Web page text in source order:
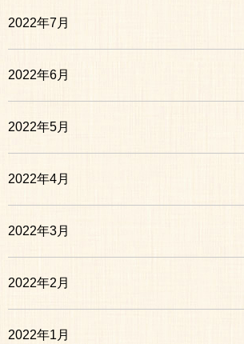
2022年7月
2022年6月
2022年5月
2022年4月
2022年3月
2022年2月
2022年1月